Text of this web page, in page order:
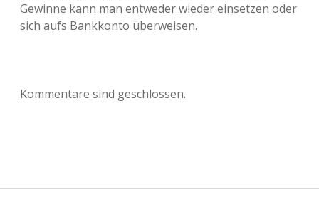
Gewinne kann man entweder wieder einsetzen oder
sich aufs Bankkonto überweisen.
Kommentare sind geschlossen.